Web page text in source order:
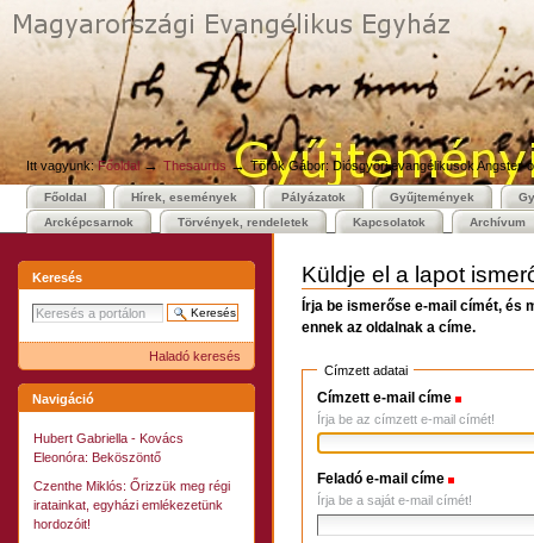
tartalomhoz
Ugrás
navigációhoz
eszközök
Itt vagyunk: Főoldal →Thesaurus →Török Gábor: Diósgyőri evangélikusok Angster-
Főoldal Hírek, események Pályázatok Gyűjtemények
Arcképcsarnok
Törvények, rendeletek Kapcsolatok Archívum
Keresés
Haladó keresés
Navigáció
Hubert Gabriella - Kovács
Eleonóra: Beköszöntő
Czenthe Miklós: Őrizzük meg régi
iratainkat, egyházi emlékezetünk
hordozóit!
Küldje el a lapot
Írja be ismerőse e-mail címét, és
ennek az oldalnak a címe.
Címzett adatai
Címzett e-mail címe
Írja be az címzett e-mail címét!
Feladó e-mail címe
Írja be a saját e-mail címét!